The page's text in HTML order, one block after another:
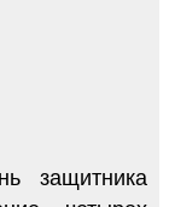
защитника